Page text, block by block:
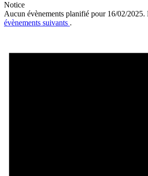
Notice
Aucun évènements planifié pour 16/02/2025.
évènements suivants .